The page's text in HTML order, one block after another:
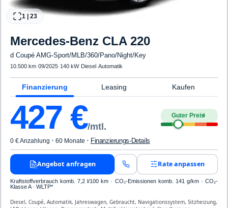
1 | 23
Mercedes-Benz CLA 220
d Coupé AMG-Sport/MLB/360/Pano/Night/Key
10.500 km·09/2025· 140 kW· Diesel·Automatik
Finanzierung Leasing Kaufen
427 €/mtl.
Guter Preis4
0 € Anzahlung · 60 Monate · Finanzierungs-Details
Angebot anfragen Rate anpassen
Kraftstoffverbrauch komb. 7,2 l/100 km · CO₂-Emissionen komb. 141 g/km · CO₂-
Klasse A · WLTP*
Diesel, Coupé, Automatik, Jahreswagen, Gebraucht, Navigationssystem, Sitzheizung,